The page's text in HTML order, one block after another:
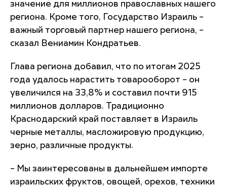
значение для миллионов православных нашего
региона. Кроме того, Государство Израиль –
важный торговый партнер нашего региона, –
сказал Вениамин Кондратьев.
Глава региона добавил, что по итогам 2025
года удалось нарастить товарооборот – он
увеличился на 33,8% и составил почти 915
миллионов долларов. Традиционно
Краснодарский край поставляет в Израиль
черные металлы, масложировую продукцию,
зерно, различные продукты.
– Мы заинтересованы в дальнейшем импорте
израильских фруктов, овощей, орехов, техники